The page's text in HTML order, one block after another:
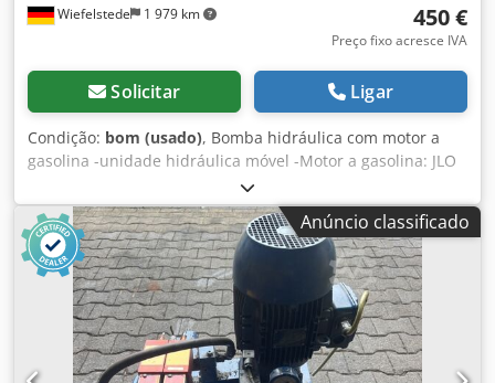
Wiefelstede 1 979 km 450 €
Preço fixo acresce IVA
Solicitar Ligar
Condição: bom (usado), Bomba hidráulica com motor a
gasolina -unidade hidráulica móvel -Motor a gasolina: JLO
L152 -Potência: 4,4 KW -Bomba hidráulica: Hawe R6.0 -
Desempenho: 4,3 L/min a 1450 rpm, pressão 350 bar
Chsdsb A Hpajpfx Aamea
Anúncio classificado